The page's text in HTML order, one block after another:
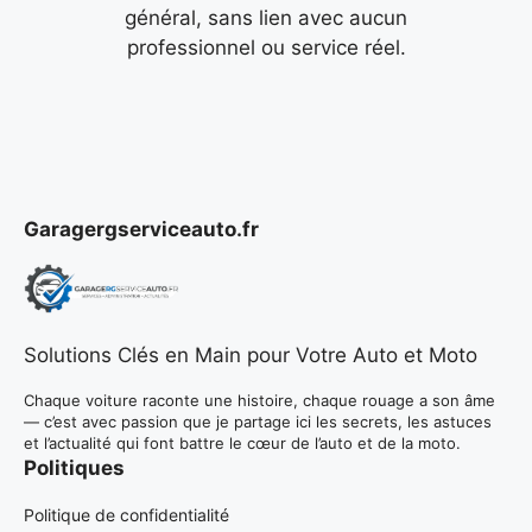
général, sans lien avec aucun
professionnel ou service réel.
Garagergserviceauto.fr
Solutions Clés en Main pour Votre Auto et Moto
Chaque voiture raconte une histoire, chaque rouage a son âme
— c’est avec passion que je partage ici les secrets, les astuces
et l’actualité qui font battre le cœur de l’auto et de la moto.
Politiques
Politique de confidentialité